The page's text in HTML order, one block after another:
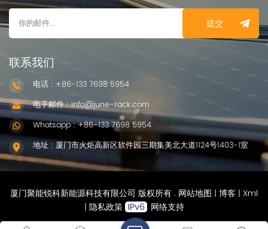
提交
联系我们
电话 : +86-133 7698 5954
电子邮件 : info@june-rack.com
Whatsapp : +86-133 7698 5954
地址 : 厦门市火炬高新区软件园三期集美北大道1124号1403-1室
厦门聚能锐科新能源科技有限公司 版权所有 . 网站地图 | 博客 | Xml
| 隐私政策 网络支持